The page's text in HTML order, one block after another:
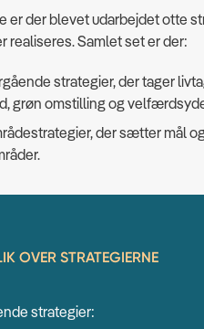
er der blevet udarbejdet otte
realiseres. Samlet set er der:
strategier, der tager
grøn omstilling og
der sætter mål
OVER STRATEGIERNE
strategier: